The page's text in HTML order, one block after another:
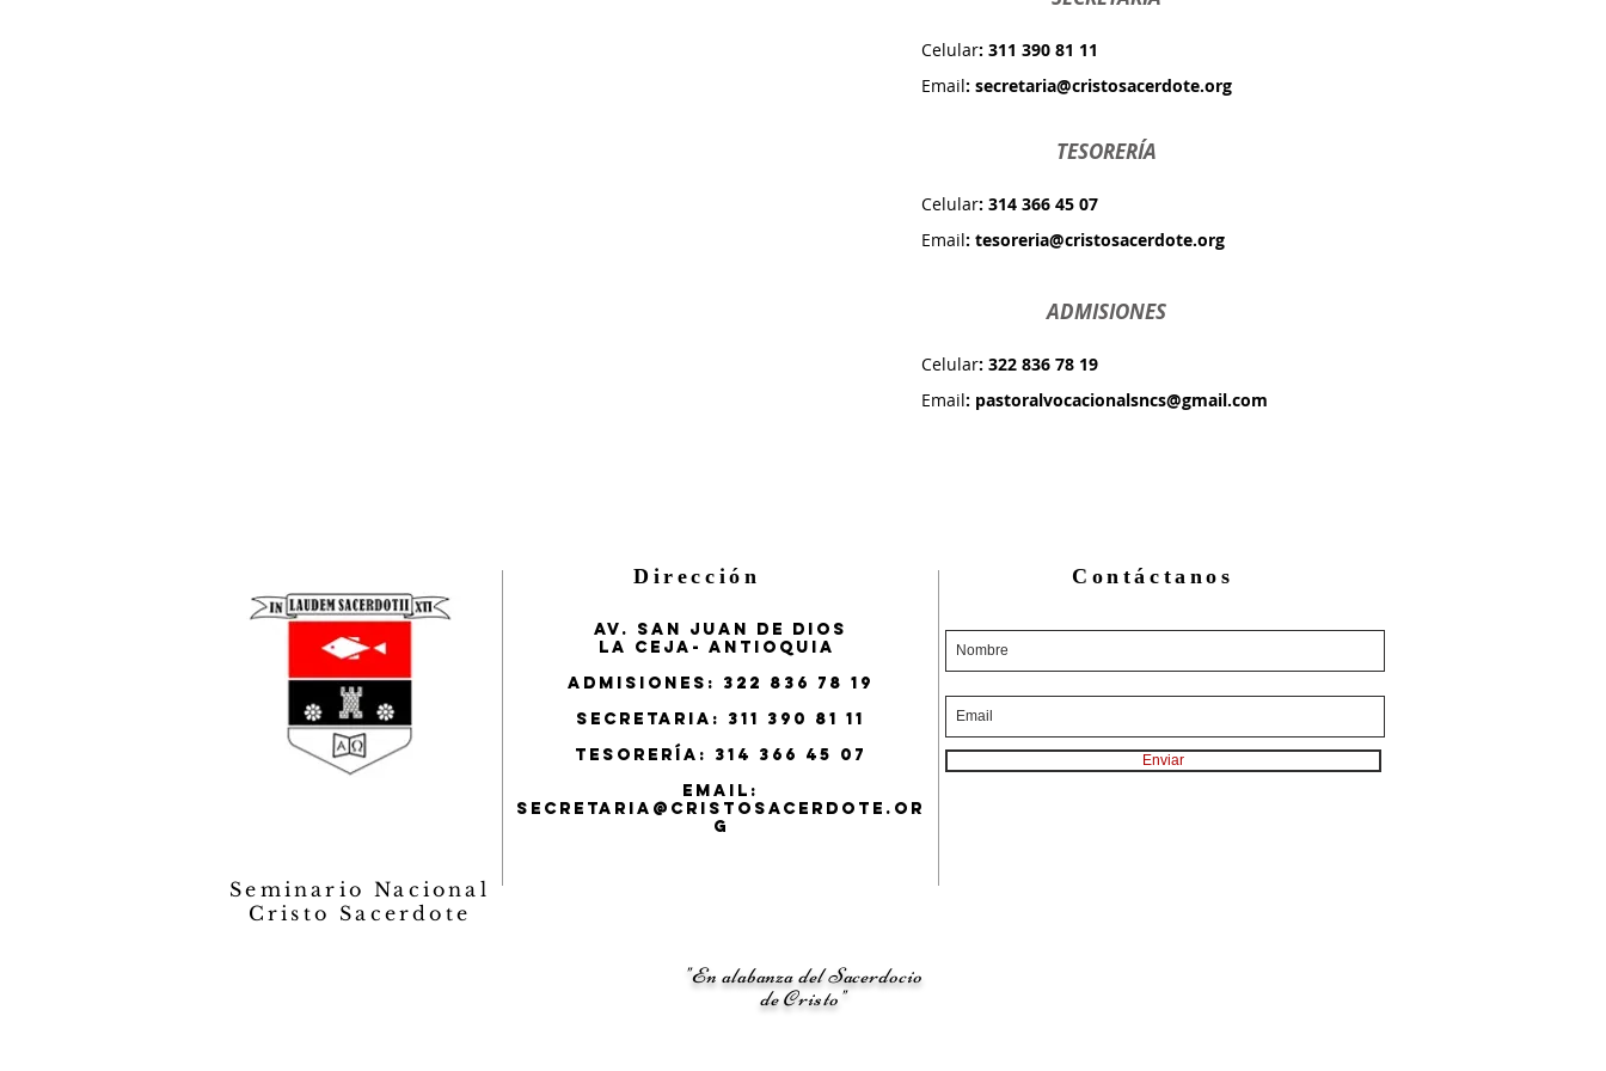
Celular: 311 390 81 11
Email: secretaria@cristosacerdote.org
TESORERÍA
Celular: 314 366 45 07
Email: tesoreria@cristosacerdote.org
ADMISIONES
Celular: 322 836 78 19
Email: pastoralvocacionalsncs@gmail.com
Seminario Nacional
Cristo Sacerdote
Dirección
Av. San Juan de Dios
La Ceja- Antioquia
Admisiones: 322 836 78 19
Secretaria: 311 390 81 11
Tesorería: 314 366 45 07
Email:
secretaria@cristosacerdote.or
g
Enviar
Contáctanos
"En alabanza del Sacerdocio
deCristo"